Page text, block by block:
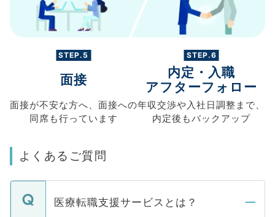
STEP.5
面接
面接が不安な方へ、 面接への
同席も行っています
STEP.6
内定・入職
アフターフォロー
年収交渉や 入社日調整まで、
内定後もバックアップ
よくあるご質問
医療転職支援サービスとは？